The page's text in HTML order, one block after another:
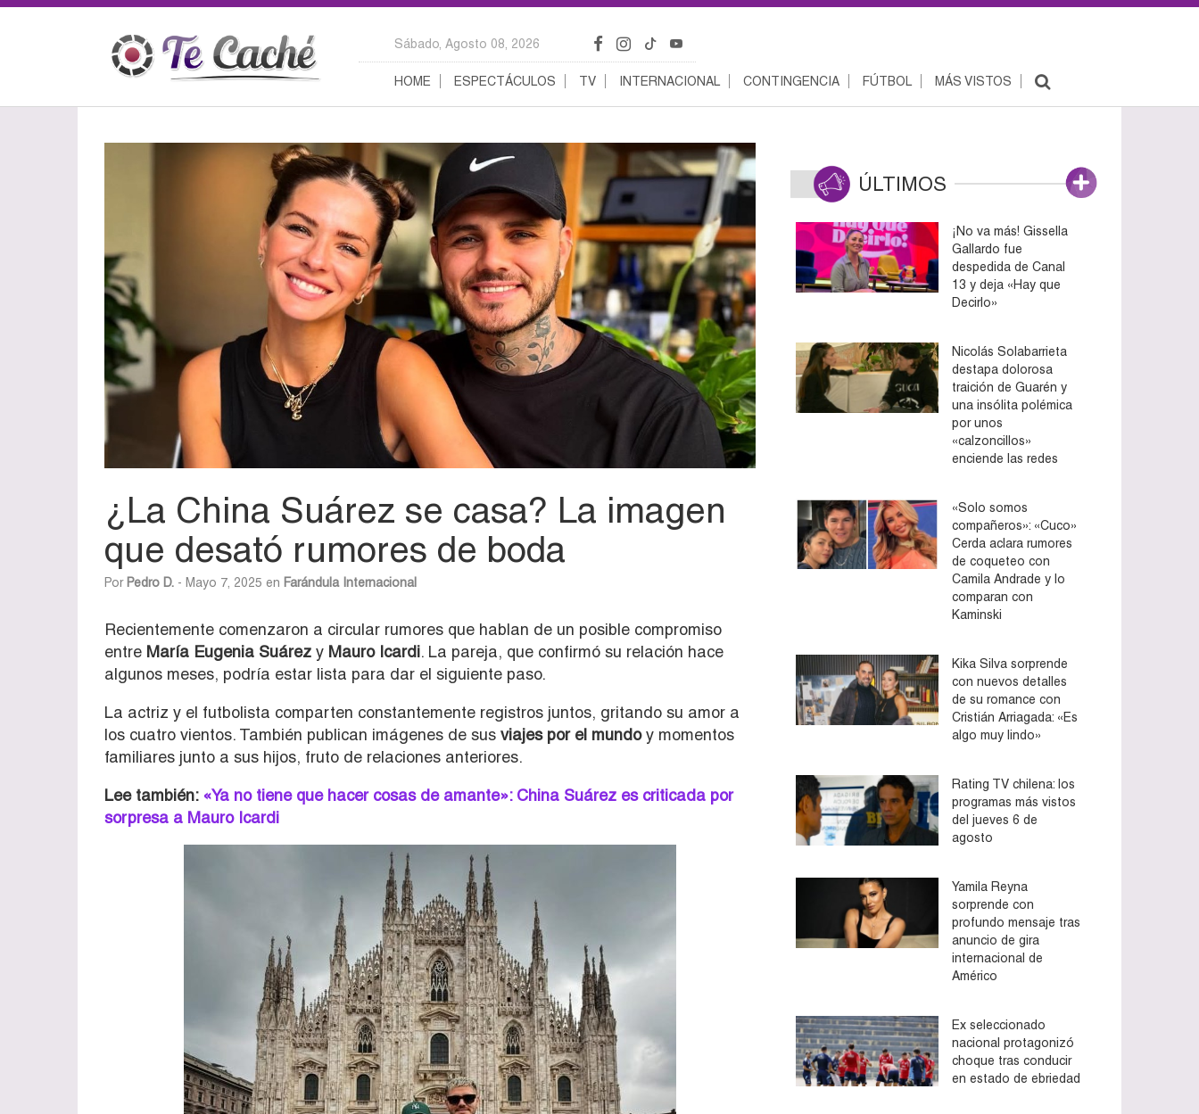
Sábado, Agosto 08, 2026
HOME ESPECTÁCULOS TV INTERNACIONAL CONTINGENCIA FÚTBOL MÁS VISTOS
¿La China Suárez se casa? La imagen
que desató rumores de boda
Por Pedro D. - Mayo 7, 2025 en Farándula Internacional
Recientemente comenzaron a circular rumores que hablan de un posible compromiso
entre María Eugenia Suárez y Mauro Icardi. La pareja, que confirmó su relación hace
algunos meses, podría estar lista para dar el siguiente paso.
La actriz y el futbolista comparten constantemente registros juntos, gritando su amor a
los cuatro vientos. También publican imágenes de sus viajes por el mundoy momentos
familiares junto a sus hijos, fruto de relaciones anteriores.
Lee también: «Ya no tiene que hacer cosas de amante»: China Suárez es criticada por
sorpresa a Mauro Icardi
ÚLTIMOS
¡No va más! Gissella
Gallardo fue
despedida de Canal
13 y deja «Hay que
Decirlo»
Nicolás Solabarrieta
destapa dolorosa
traición de Guarén y
una insólita polémica
por unos
«calzoncillos»
enciende las redes
«Solo somos
compañeros»: «Cuco»
Cerda aclara rumores
de coqueteo con
Camila Andrade y lo
comparan con
Kaminski
Kika Silva sorprende
con nuevos detalles
de su romance con
Cristián Arriagada: «Es
algo muy lindo»
Rating TV chilena: los
programas más vistos
del jueves 6 de
agosto
Yamila Reyna
sorprende con
profundo mensaje tras
anuncio de gira
internacional de
Américo
Ex seleccionado
nacional protagonizó
choque tras conducir
en estado de ebriedad